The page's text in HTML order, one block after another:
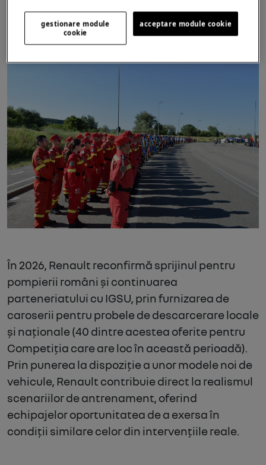
09.06.2026
În 2026, Renault reconfirmă sprijinul pentru
pompierii români și continuarea
parteneriatului cu IGSU, prin furnizarea de
caroserii pentru probele de descarcerare locale
și naționale (40 dintre acestea oferite pentru
Competiția care are loc în această perioadă).
Prin punerea la dispoziție a unor modele noi de
vehicule, Renault contribuie direct la realismul
scenariilor de antrenament, oferind
echipajelor oportunitatea de a exersa în
condiții similare celor din intervențiile reale.
acceptare module cookie
gestionare module
cookie